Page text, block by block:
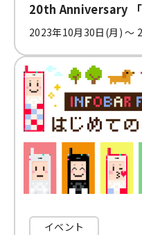
20th Anniversary 「
2023年10月30日(月) 〜
イベント